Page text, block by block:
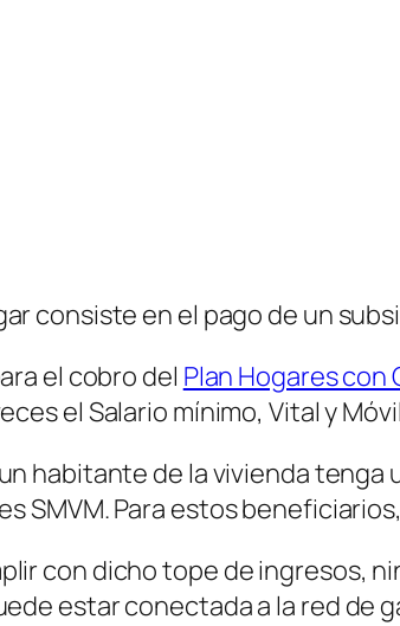
consiste en el pago de un
el cobro del Plan Hogares con
el Salario mínimo, Vital y
habitante de la vivienda
SMVM. Para estos
con dicho tope de ingresos,
estar conectada a la red de